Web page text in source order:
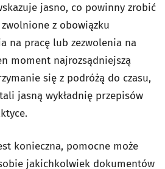
jasno, co powinny zrobić
z obowiązku
na pracę lub zezwolenia na
moment najrozsądniejszą
się z podróżą do czasu,
jasną wykładnię przepisów
konieczna, pomocne może
jakichkolwiek dokumentów